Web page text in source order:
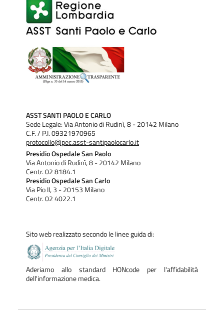
ASST SANTI PAOLO E CARLO
Sede Legale: Via Antonio di Rudinì, 8 - 20142 Milano
C.F. / P.I. 09321970965
protocollo@pec.asst-santipaolocarlo.it
Presidio Ospedale San Paolo
Via Antonio di Rudinì, 8 - 20142 Milano
Centr. 02 8184.1
Presidio Ospedale San Carlo
Via Pio II, 3 - 20153 Milano
Centr. 02 4022.1
Sito web realizzato secondo le linee guida di:
Aderiamo allo standard HONcode per l'affidabilità
dell'informazione medica.